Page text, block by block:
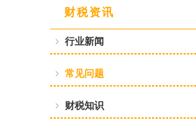
财税资讯
行业新闻
常见问题
财税知识